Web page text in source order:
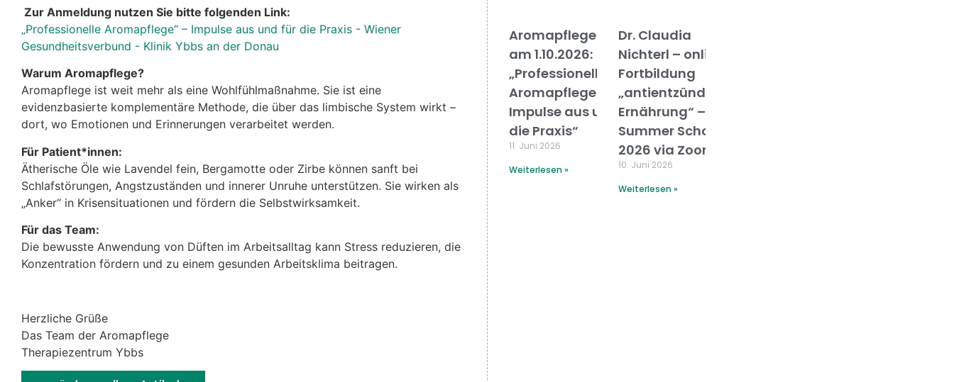
Zur Anmeldung nutzen Sie bitte folgenden Link:
„Professionelle Aromapflege“ – Impulse aus und für die Praxis - Wiener
Gesundheitsverbund - Klinik Ybbs an der Donau
Warum Aromapflege?
Aromapflege ist weit mehr als eine Wohlfühlmaßnahme. Sie ist eine
evidenzbasierte komplementäre Methode, die über das limbische System wirkt –
dort, wo Emotionen und Erinnerungen verarbeitet werden.
Für Patient*innen:
Ätherische Öle wie Lavendel fein, Bergamotte oder Zirbe können sanft bei
Schlafstörungen, Angstzuständen und innerer Unruhe unterstützen. Sie wirken als
„Anker“ in Krisensituationen und fördern die Selbstwirksamkeit.
Für das Team:
Die bewusste Anwendung von Düften im Arbeitsalltag kann Stress reduzieren, die
Konzentration fördern und zu einem gesunden Arbeitsklima beitragen.
Herzliche Grüße
Das Team der Aromapflege
Therapiezentrum Ybbs
Aromapflegetagung
am 1.10.2026:
„Professionelle
Aromapflege –
Impulse aus und für
die Praxis“
11. Juni 2026
Weiterlesen »
Dr. Claudia
Nichterl – online
Fortbildung
„antientzündliche
Ernährung“ –
Summer School
2026 via Zoom
10. Juni 2026
Weiterlesen »